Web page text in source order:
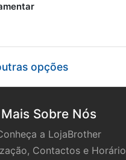
opções
Mais Sobre Nós
a LojaBrother
Contactos e Horário